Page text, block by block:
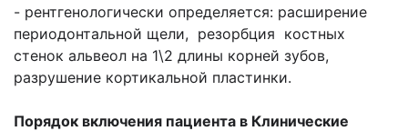
- рентгенологически определяется: расширение
периодонтальной щели, резорбция костных
стенок альвеол на 1\2 длины корней зубов,
разрушение кортикальной пластинки.
Порядок включения пациента в Клинические